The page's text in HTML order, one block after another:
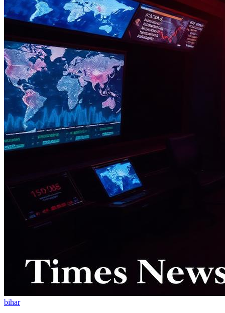
bihar